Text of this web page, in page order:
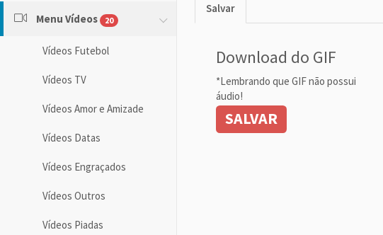
Menu Vídeos 20
Vídeos Futebol
Vídeos TV
Vídeos Amor e Amizade
Vídeos Datas
Vídeos Engraçados
Vídeos Outros
Vídeos Piadas
Salvar
Download do GIF
*Lembrando que GIF não possui
áudio!
SALVAR